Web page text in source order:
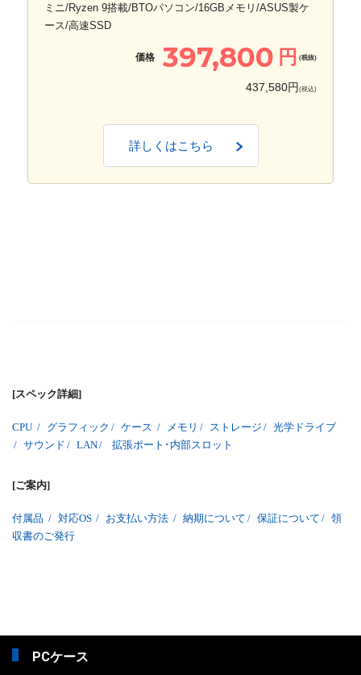
ミニ/Ryzen 9搭載/BTOパソコン/16GBメモリ/ASUS製ケ
ース/高速SSD
価格 397,800 円 (税抜)
437,580円 (税込)
詳しくはこちら
[スペック詳細]
CPU / グラフィック / ケース / メモリ / ストレージ / 光学ドライブ
/ サウンド / LAN/ 拡張ポート･内部スロット
[ご案内]
付属品 / 対応OS / お支払い方法 / 納期について / 保証について / 領
収書のご発行
PCケース